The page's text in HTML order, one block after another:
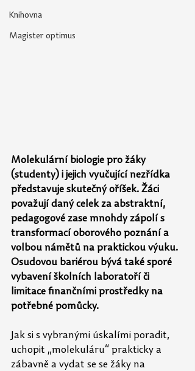
Knihovna
Magister optimus
Molekulární biologie pro žáky
(studenty) i jejich vyučující nezřídka
představuje skutečný oříšek. Žáci
považují daný celek za abstraktní,
pedagogové zase mnohdy zápolí s
transformací oborového poznání a
volbou námětů na praktickou výuku.
Osudovou bariérou bývá také sporé
vybavení školních laboratoří či
limitace finančními prostředky na
potřebné pomůcky.
Jak si s vybranými úskalími poradit,
uchopit „molekuláru“ prakticky a
zábavně a vydat se se žáky na